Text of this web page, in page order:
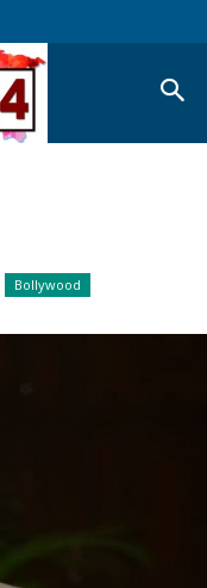
Bollywood